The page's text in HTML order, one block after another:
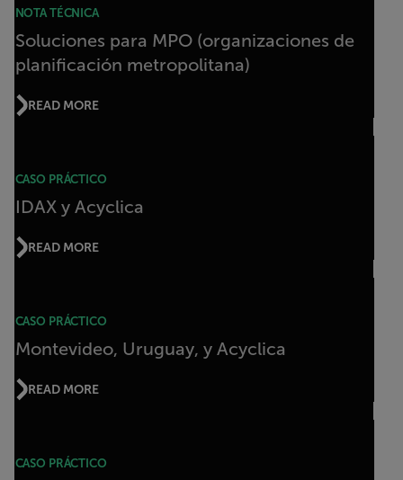
NOTA TÉCNICA
Soluciones para MPO (organizaciones de
planificación metropolitana)
READ MORE
CASO PRÁCTICO
IDAX y Acyclica
READ MORE
CASO PRÁCTICO
Montevideo, Uruguay, y Acyclica
READ MORE
CASO PRÁCTICO